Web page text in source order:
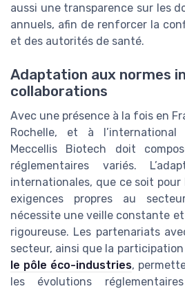
aussi une transparence sur les
annuels, afin de renforcer la
et des autorités de santé.
Adaptation aux normes
collaborations
Avec une présence à la fois en
Rochelle, et à l’international
Meccellis Biotech doit
réglementaires variés.
internationales, que ce soit
exigences propres au
nécessite une veille constante
rigoureuse. Les partenariats
secteur, ainsi que la
le pôle éco-industries,
les évolutions